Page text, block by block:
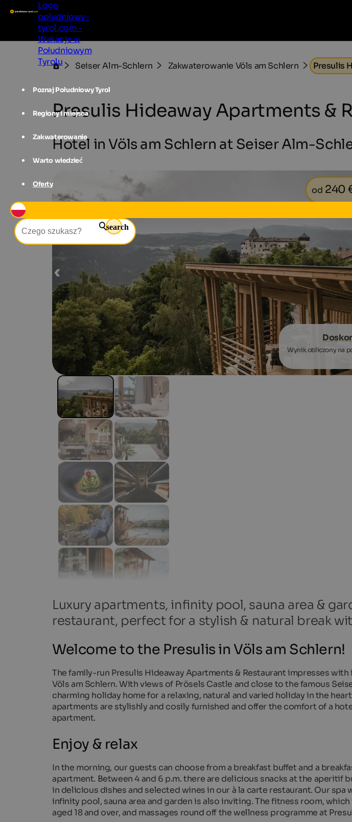
Logo
poludniowy-
tyrol.com -
Wakacje w
Południowym
Tyrolu
Poznaj Południowy Tyrol
Regiony i miejsca
Zakwaterowanie
Warto wiedzieć
Oferty
search
Seiser Alm-Schlern Zakwaterowanie Völs am Schlern Presulis
Presulis Hideaway Apartments &
Hotel in Völs am Schlern at Seiser Alm-
od 240
Wynik obliczony na
Luxury apartments, infinity pool, sauna area &
restaurant, perfect for a stylish & natural break
Welcome to the Presulis in Völs am Schlern!
The family-run Presulis Hideaway Apartments & Restaurant impresses
Völs am Schlern. With views of Prösels Castle and close to the famous
charming holiday home for a relaxing, natural and varied holiday in the
apartments are stylishly and cosily furnished and offer the comfort of a
apartment.
Enjoy & relax
In the morning, our guests can choose from a breakfast buffet and a
apartment. Between 4 and 6 p.m. there are delicious snacks at the aperitif
in delicious dishes and selected wines in our à la carte restaurant. Our
infinity pool, sauna area and garden is also inviting. The fitness room,
aged 18 and over, and massages round off the wellness programme at